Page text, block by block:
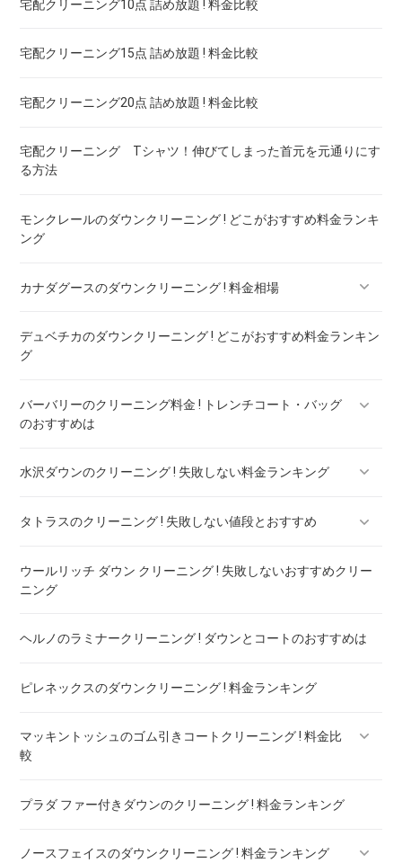
ブランドダウン！宅配クリーニング 高品質 料金 比較
宅配クリーニング10点 詰め放題 ! 料金比較
宅配クリーニング15点 詰め放題 ! 料金比較
宅配クリーニング20点 詰め放題 ! 料金比較
宅配クリーニング Tシャツ！伸びてしまった首元を元通りにす
る方法
モンクレールのダウンクリーニング ! どこがおすすめ料金ランキ
ング
カナダグースのダウンクリーニング ! 料金相場
カナダグースのダウンのリペア ! 料金ランキング
デュベチカのダウンクリーニング ! どこがおすすめ料金ランキン
グ
バーバリーのクリーニング料金 ! トレンチコート・バッグ
のおすすめは
バーバリー ダウン クリーニング ! 料金ランキング
水沢ダウンのクリーニング ! 失敗しない料金ランキング
水沢ダウンのリペア ! 料金ランキング
タトラスのクリーニング ! 失敗しない値段とおすすめ
タトラスのダウンのリペア ! 料金ランキング
ウールリッチ ダウン クリーニング ! 失敗しないおすすめクリー
ニング
ヘルノのラミナークリーニング ! ダウンとコートのおすすめは
ピレネックスのダウンクリーニング ! 料金ランキング
マッキントッシュのゴム引きコートクリーニング ! 料金比
較
マッキントッシュフィロソフィー ボンディングコート クリー
プラダ ファー付きダウンのクリーニング ! 料金ランキング
ノースフェイスのダウンクリーニング ! 料金ランキング